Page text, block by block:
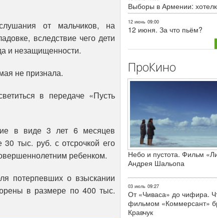
от мальчиков, на
вследствие чего дети
и незащищенности.
не признала.
в передаче «Пусть
в виде 3 лет 6 месяцев
тыс. руб. с отсрочкой его
ребенком.
потерпевших о взыскании
в размере по 400 тыс.
Выборы в Армении:
12 июнь 09:00
12 июня. За что пьём?
ПроКино
Небо и пустота. Фильм
Андрея Шальопа
03 июль 09:27
От «Чиваса» до чифира.
фильмом «Коммерсант»
Кравчук